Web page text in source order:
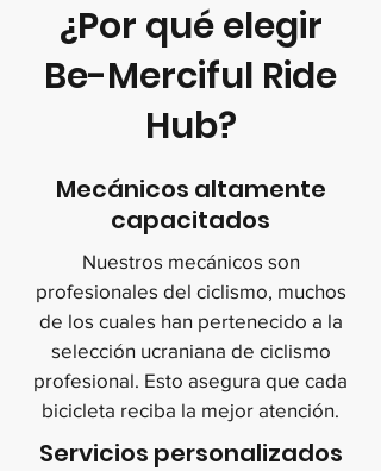
¿Por qué elegir
Be-Merciful Ride
Hub?
Mecánicos altamente
capacitados
Nuestros mecánicos son
profesionales del ciclismo, muchos
de los cuales han pertenecido a la
selección ucraniana de ciclismo
profesional. Esto asegura que cada
bicicleta reciba la mejor atención.
Servicios personalizados